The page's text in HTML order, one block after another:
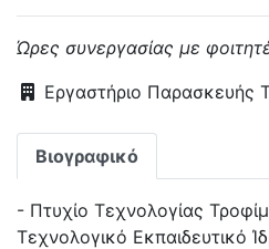
Ώρες συνεργασίας με
Εργαστήριο Παρασκευής
Βιογραφικό
- Πτυχίο Τεχνολογίας
Τεχνολογικό Εκπαιδευτικό